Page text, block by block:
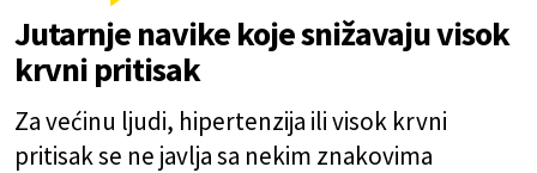
Jutarnje navike koje snižavaju visok
krvni pritisak
Za većinu ljudi, hipertenzija ili visok krvni
pritisak se ne javlja sa nekim znakovima